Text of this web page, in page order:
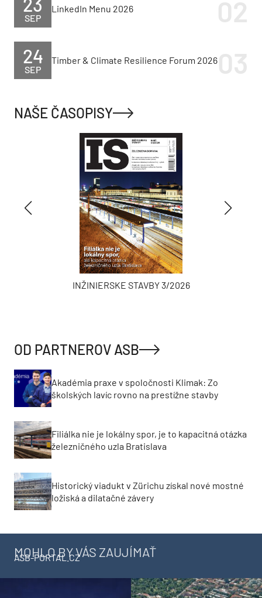
SEP
LinkedIn Menu 2026
SEP
24 Timber & Climate Resilience Forum 2026
NAŠE ČASOPISY
INŽINIERSKE STAVBY 3/2026
OD PARTNEROV ASB
Akadémia praxe v spoločnosti Klimak: Zo
školských lavíc rovno na prestížne stavby
Filiálka nie je lokálny spor, je to kapacitná otázka
železničného uzla Bratislava
Historický viadukt v Zürichu získal nové mostné
ložiská a dilatačné závery
MOHLO BY VÁS ZAUJÍMAŤ
ASB-PORTAL.CZ